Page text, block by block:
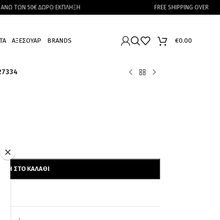
50€ ΔΩΡΟ ΕΚΠΛΗΞΗ FREE SHIPPING OVER 40€
ΑΞΕΣΟΥΑΡ BRANDS €0.00
ΣΤΟ ΚΑΛΆΘΙ